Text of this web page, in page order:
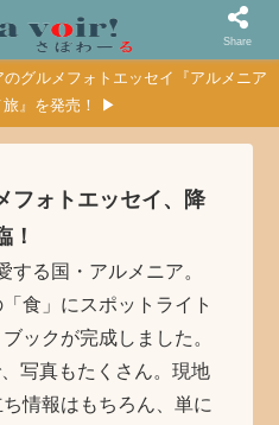
のグルメフォトエッセイ『アルメニア
旅』を発売！ ▶
フォトエッセイ、降
！
する国・アルメニア。
食」にスポットライト
ックが完成しました。
写真もたくさん。現地
情報はもちろん、単に
Share